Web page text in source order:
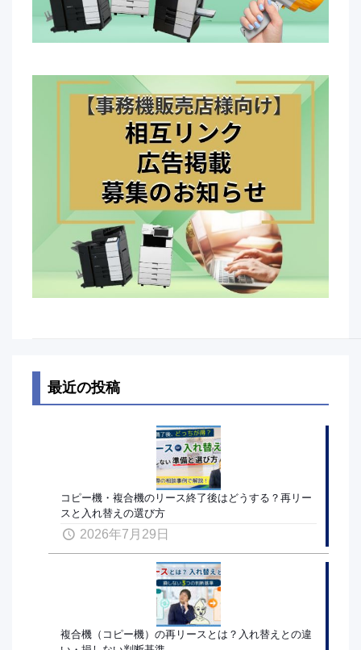
最近の投稿
コピー機・複合機のリース終了後はどうする？再リー
スと入れ替えの選び方
2026年7月29日
複合機（コピー機）の再リースとは？入れ替えとの違